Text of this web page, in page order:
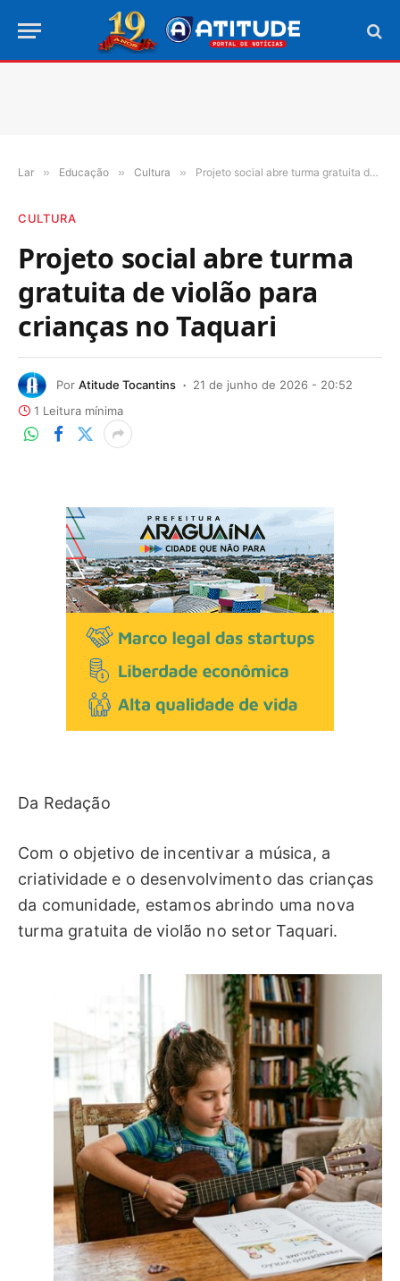
Lar » Educação » Cultura » Projeto social abre turma gratuita de violão para crianças no Taquari
CULTURA
Projeto social abre turma
gratuita de violão para
crianças no Taquari
Por Atitude Tocantins
21 de junho de 2026 - 20:52
1 Leitura mínima
Da Redação
Com o objetivo de incentivar a música, a
criatividade e o desenvolvimento das crianças
da comunidade, estamos abrindo uma nova
turma gratuita de violão no setor Taquari.